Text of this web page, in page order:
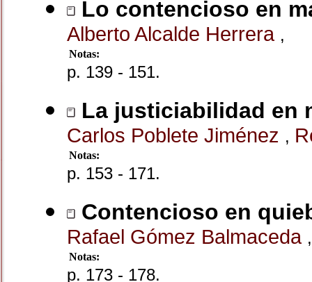
Lo contencioso en
Alberto Alcalde Herrera ,
Notas:
p. 139 - 151.
La justiciabilidad en
Carlos Poblete Jiménez ,
Notas:
p. 153 - 171.
Contencioso en
Rafael Gómez Balmaceda ,
Notas:
p. 173 - 178.